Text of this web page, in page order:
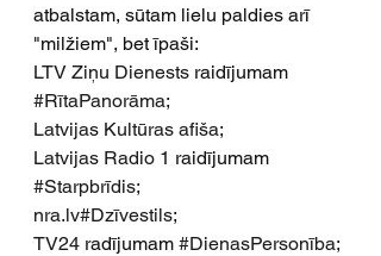
atbalstam, sūtam lielu paldies arī
"milžiem", bet īpaši:
LTV Ziņu Dienests raidījumam
#RītaPanorāma;
Latvijas Kultūras afiša;
Latvijas Radio 1 raidījumam
#Starpbrīdis;
nra.lv#Dzīvestils;
TV24 radījumam #DienasPersonība;